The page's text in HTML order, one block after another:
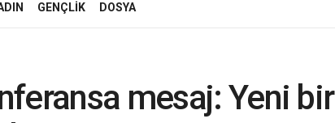
GENÇLİK DOSYA
mesaj: Yeni bir